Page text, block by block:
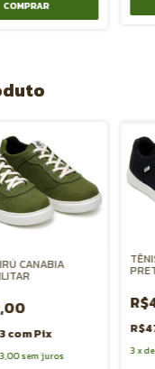
COMPRAR
CANABIA
comPix
sem juros 3x